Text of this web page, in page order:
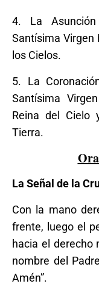
4. La
Santísima Virgen
los Cielos.
5. La
Santísima
Reina del Cielo
Tierra.
La Señal de la
Con la mano
frente, luego el
hacia el derecho
nombre del
Amén”.